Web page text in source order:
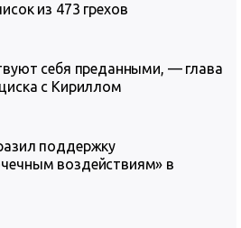
из 473 грехов
себя преданными, — глава
с Кириллом
поддержку
воздействиям» в